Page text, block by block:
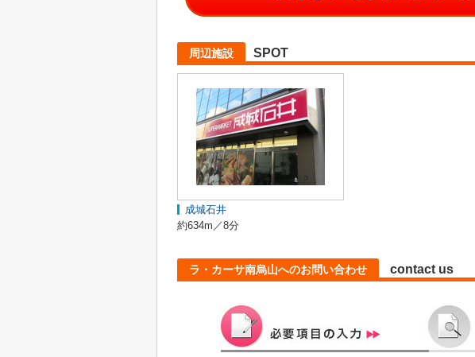
周辺施設 SPOT
成城石井
約634m／8分
ラ・カーサ南烏山へのお問い合わせ contact us